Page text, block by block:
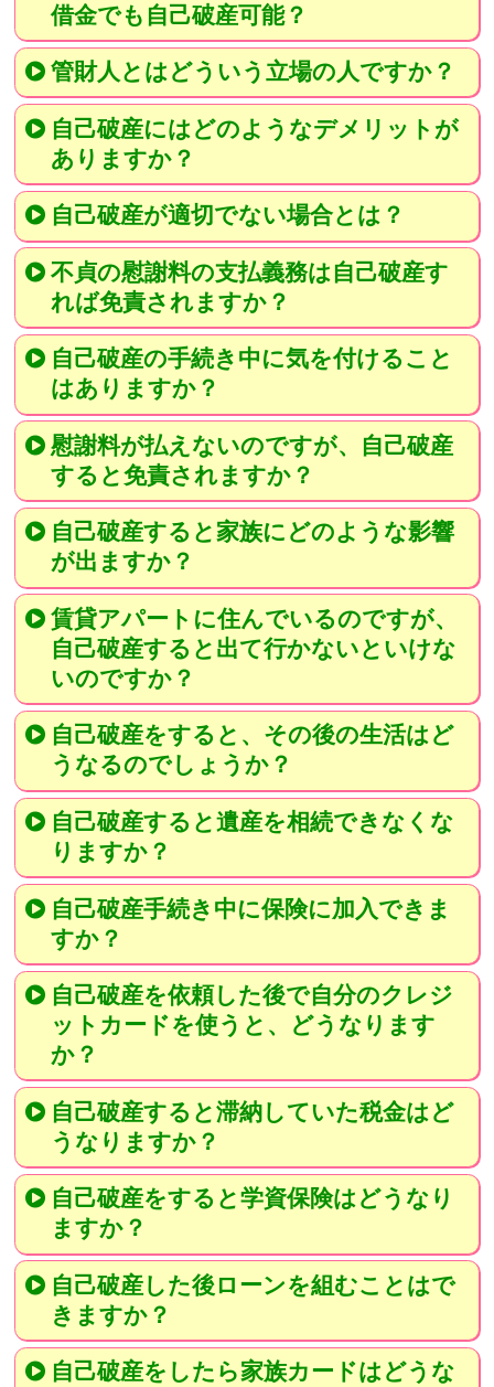
借金でも自己破産可能？
管財人とはどういう立場の人ですか？
自己破産にはどのようなデメリットが
ありますか？
自己破産が適切でない場合とは？
不貞の慰謝料の支払義務は自己破産す
れば免責されますか？
自己破産の手続き中に気を付けること
はありますか？
慰謝料が払えないのですが、自己破産
すると免責されますか？
自己破産すると家族にどのような影響
が出ますか？
賃貸アパートに住んでいるのですが、
自己破産すると出て行かないといけな
いのですか？
自己破産をすると、その後の生活はど
うなるのでしょうか？
自己破産すると遺産を相続できなくな
りますか？
自己破産手続き中に保険に加入できま
すか？
自己破産を依頼した後で自分のクレジ
ットカードを使うと、どうなります
か？
自己破産すると滞納していた税金はど
うなりますか？
自己破産をすると学資保険はどうなり
ますか？
自己破産した後ローンを組むことはで
きますか？
自己破産をしたら家族カードはどうな